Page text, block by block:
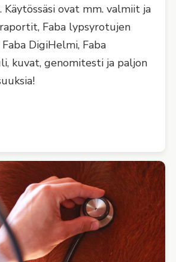
Käytössäsi ovat mm. valmiit ja
Faba lypsyrotujen
DigiHelmi, Faba
kuvat, genomitesti ja paljon